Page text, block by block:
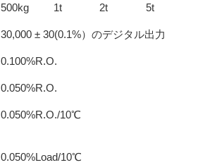
500kg 1t 2t 5t
30,000 ± 30(0.1%）のデジタル出力
0.100%R.O.
0.050%R.O.
0.050%R.O./10℃
0.050%Load/10℃